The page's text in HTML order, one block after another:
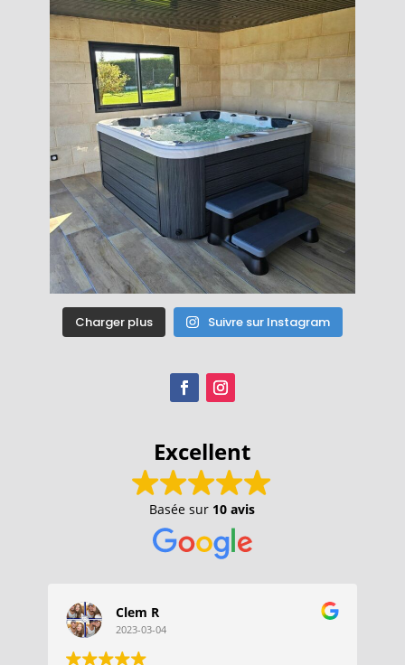
Charger plus Suivre sur Instagram
Excellent
Basée sur 10 avis
Clem R
2023-03-04